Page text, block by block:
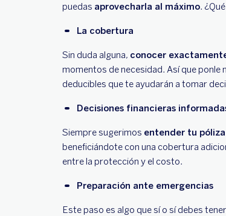
puedas aprovecharla al máximo.
La cobertura
Sin duda alguna, conocer
momentos de necesidad. Así que ponle
deducibles que te ayudarán a tomar
Decisiones financieras
Siempre sugerimos entender tu póliza
beneficiándote con una cobertura
entre la protección y el costo.
Preparación ante emergencias
Este paso es algo que sí o sí debes